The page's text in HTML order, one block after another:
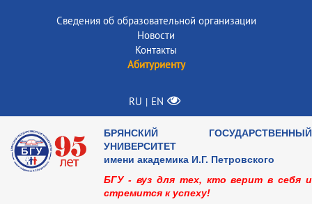
Сведения об образовательной организации
Новости
Контакты
Абитуриенту
RU | EN
БРЯНСКИЙ ГОСУДАРСТВЕННЫЙ
УНИВЕРСИТЕТ
имени академика И.Г. Петровского
БГУ - вуз для тех, кто верит в себя и
стремится к успеху!